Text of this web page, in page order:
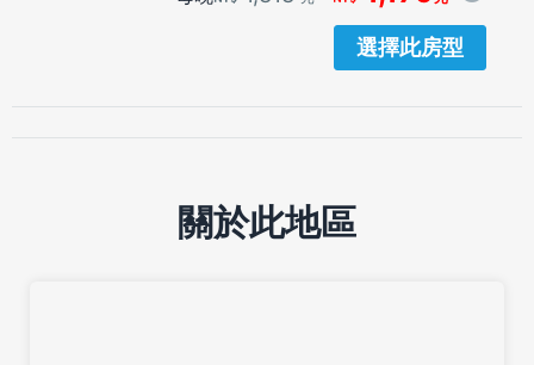
選擇此房型
關於此地區